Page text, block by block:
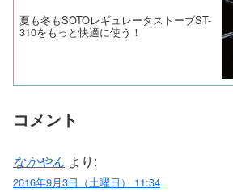
夏も冬もSOTOレギュレータストーブST-
310をもっと快適に使う！
コメント
なかやん より:
2016年9月3日（土曜日） 11:34